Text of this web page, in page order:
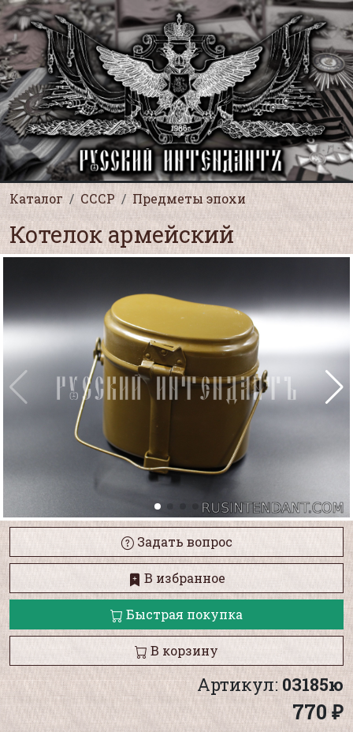
Каталог СССР Предметы эпохи
Котелок армейский
Задать вопрос
В избранное
Быстрая покупка
В корзину
Артикул:03185ю
770 ₽